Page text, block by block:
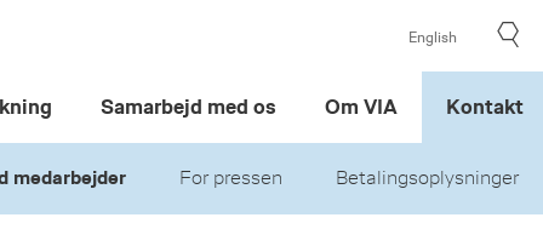
English
Samarbejd med os Om VIA Kontakt
medarbejder For pressen Betalingsoplysninger